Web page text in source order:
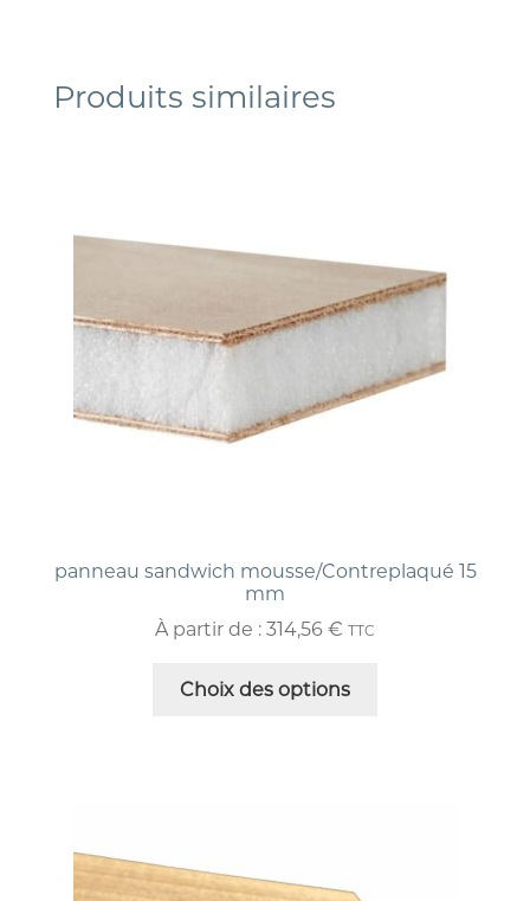
Produits similaires
panneau sandwich mousse/Contreplaqué 15
mm
À partir de : 314,56 € TTC
Choix des options